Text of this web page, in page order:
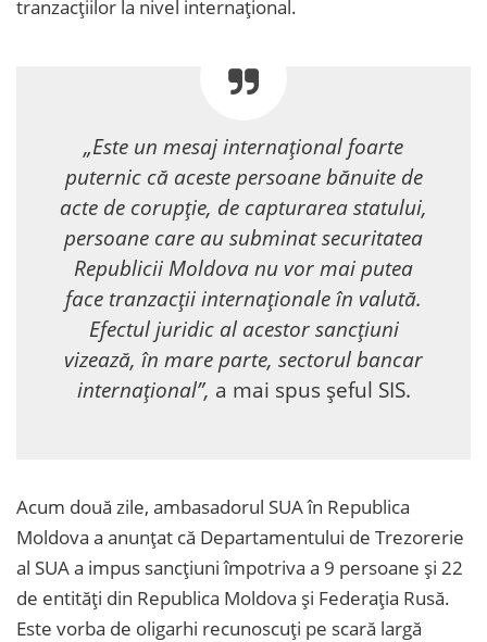
tranzacțiilor la nivel internațional.
„Este un mesaj internațional foarte
puternic că aceste persoane bănuite de
acte de corupție, de capturarea statului,
persoane care au subminat securitatea
Republicii Moldova nu vor mai putea
face tranzacții internaționale în valută.
Efectul juridic al acestor sancțiuni
vizează, în mare parte, sectorul bancar
internațional”, a mai spus șeful SIS.
Acum două zile, ambasadorul SUA în Republica
Moldova a anunțat că Departamentului de Trezorerie
al SUA a impus sancțiuni împotriva a 9 persoane și 22
de entități din Republica Moldova și Federația Rusă.
Este vorba de oligarhi recunoscuți pe scară largă